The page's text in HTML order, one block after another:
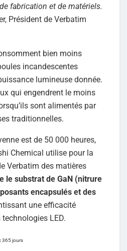
fabrication et de matériels.
Président de Verbatim
bien moins
incandescentes
lumineuse donnée.
qui engendrent le moins
sont alimentés par
traditionnelles.
est de 50 000 heures,
Chemical utilise pour la
Verbatim des matières
le substrat de GaN (nitrure
encapsulés et des
une efficacité
LED.
365 jours